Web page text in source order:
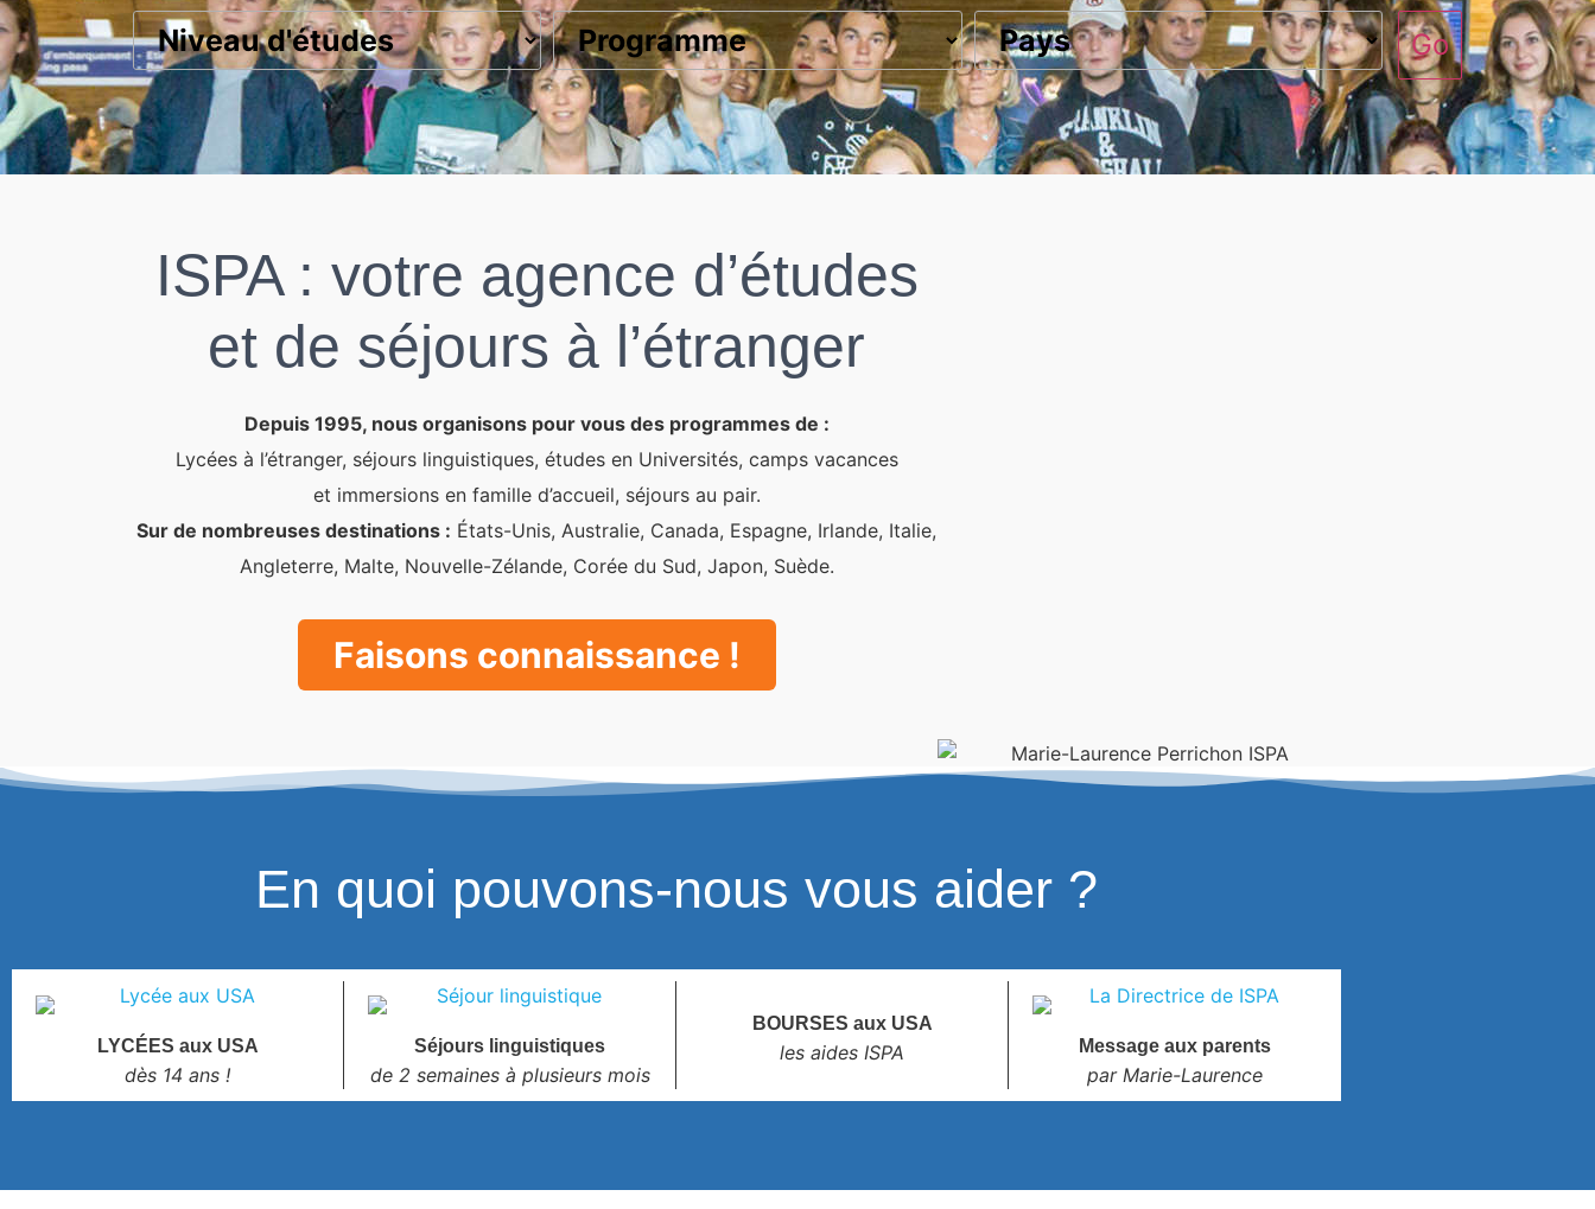
Go
ISPA : votre agence d’études
et de séjours à l’étranger
Depuis 1995, nous organisons pour vous des programmes de :
Lycées à l’étranger, séjours linguistiques, études en Universités, camps vacances
et immersions en famille d’accueil, séjours au pair.
Sur de nombreuses destinations : États-Unis, Australie, Canada, Espagne, Irlande, Italie,
Angleterre, Malte, Nouvelle-Zélande, Corée du Sud, Japon, Suède.
Faisons connaissance !
En quoi pouvons-nous vous aider ?
LYCÉES aux USA
dès 14 ans !
Séjours linguistiques
de 2 semaines à plusieurs mois
BOURSES aux USA
les aides ISPA Message aux parents
par Marie-Laurence